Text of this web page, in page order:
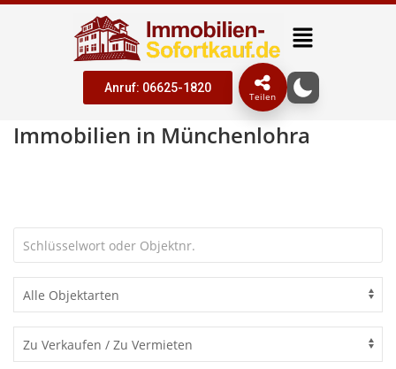
Anruf: 06625-1820
Teilen
Immobilien in Münchenlohra